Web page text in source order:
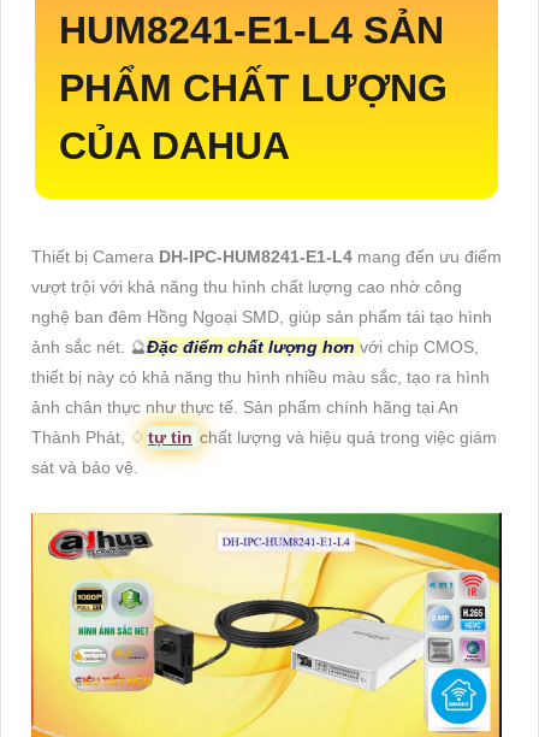
HUM8241-E1-L4 SẢN
PHẨM CHẤT LƯỢNG
CỦA DAHUA
Thiết bị Camera DH-IPC-HUM8241-E1-L4 mang đến ưu điểm
vượt trội với khả năng thu hình chất lượng cao nhờ công
nghệ ban đêm Hồng Ngoại SMD, giúp sản phẩm tái tạo hình
ảnh sắc nét. 🔮Đặc điểm chất lượng hơn với chip CMOS,
thiết bị này có khả năng thu hình nhiều màu sắc, tạo ra hình
ảnh chân thực như thực tế. Sản phẩm chính hãng tại An
Thành Phát, ♢ tự tin chất lượng và hiệu quả trong việc giám
sát và bảo vệ.